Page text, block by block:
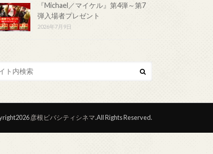
『Michael／マイケル』第4弾～第7
弾入場者プレゼント
2026年7月9日
彦根ビバシティシネマ.All Rights Reserved.